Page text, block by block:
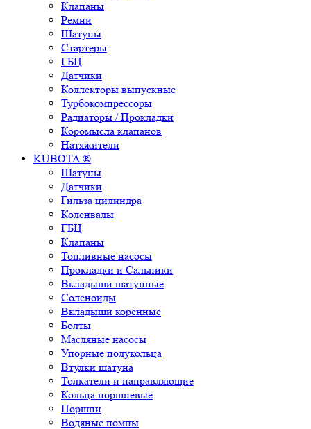
Клапаны
Ремни
Шатуны
Стартеры
ГБЦ
Датчики
Коллекторы выпускные
Турбокомпрессоры
Радиаторы / Прокладки
Коромысла клапанов
Натяжители
KUBOTA ®
Шатуны
Датчики
Гильза цилиндра
Коленвалы
ГБЦ
Клапаны
Топливные насосы
Прокладки и Сальники
Вкладыши шатунные
Соленоиды
Вкладыши коренные
Болты
Масляные насосы
Упорные полукольца
Втулки шатуна
Толкатели и направляющие
Кольца поршневые
Поршни
Водяные помпы